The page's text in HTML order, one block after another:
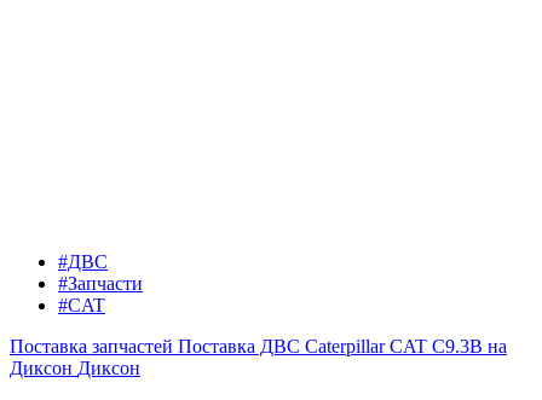
#ДВС
#Запчасти
#CAT
Поставка запчастей Поставка ДВС Caterpillar CAT C9.3B на
Диксон Диксон